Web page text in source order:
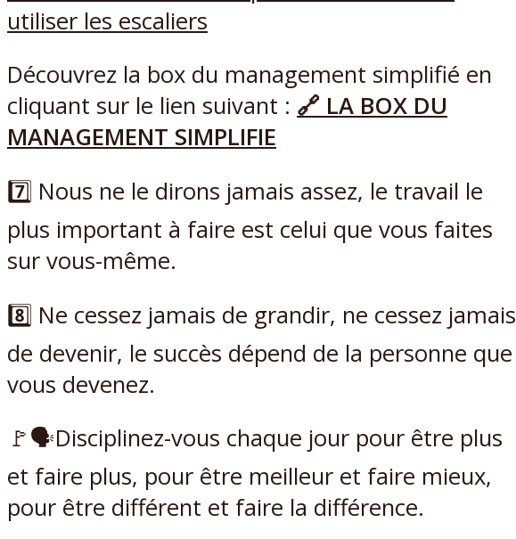
Découvrez la box du management simplifié en
cliquant sur le lien suivant : 🔗 LA BOX DU
MANAGEMENT SIMPLIFIE
7️⃣ Nous ne le dirons jamais assez, le travail le
plus important à faire est celui que vous faites
sur vous-même.
8️⃣ Ne cessez jamais de grandir, ne cessez jamais
de devenir, le succès dépend de la personne que
vous devenez.
🚩🗣Disciplinez-vous chaque jour pour être plus
et faire plus, pour être meilleur et faire mieux,
pour être différent et faire la différence.